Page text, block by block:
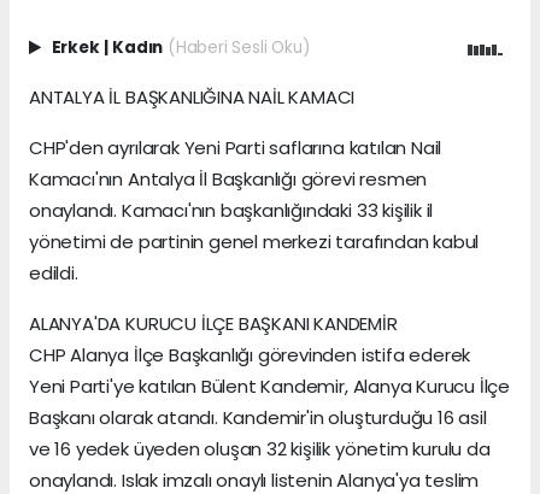
Erkek | Kadın (Haberi Sesli Oku)
ANTALYA İL BAŞKANLIĞINA NAİL KAMACI
CHP'den ayrılarak Yeni Parti saflarına katılan Nail
Kamacı'nın Antalya İl Başkanlığı görevi resmen
onaylandı. Kamacı'nın başkanlığındaki 33 kişilik il
yönetimi de partinin genel merkezi tarafından kabul
edildi.
ALANYA'DA KURUCU İLÇE BAŞKANI KANDEMİR
CHP Alanya İlçe Başkanlığı görevinden istifa ederek
Yeni Parti'ye katılan Bülent Kandemir, Alanya Kurucu İlçe
Başkanı olarak atandı. Kandemir'in oluşturduğu 16 asil
ve 16 yedek üyeden oluşan 32 kişilik yönetim kurulu da
onaylandı. Islak imzalı onaylı listenin Alanya'ya teslim